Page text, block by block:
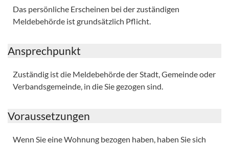
Das persönliche Erscheinen bei der zuständigen
Meldebehörde ist grundsätzlich Pflicht.
Ansprechpunkt
Zuständig ist die Meldebehörde der Stadt, Gemeinde oder
Verbandsgemeinde, in die Sie gezogen sind.
Voraussetzungen
Wenn Sie eine Wohnung bezogen haben, haben Sie sich